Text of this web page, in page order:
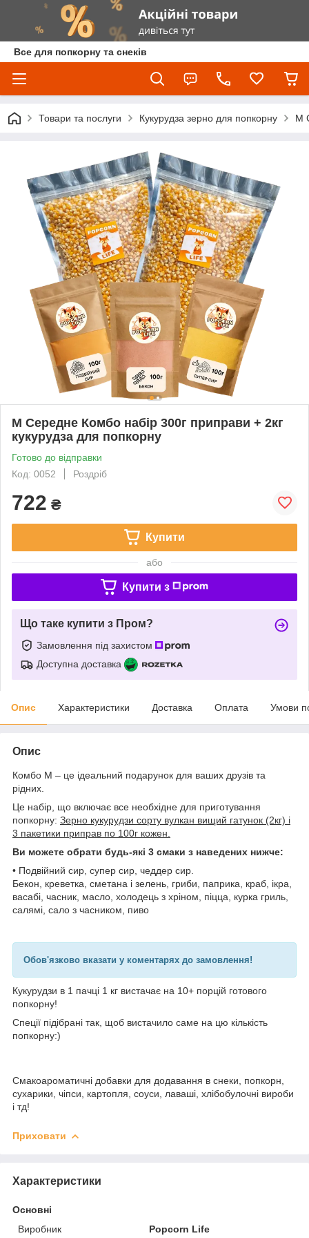
Все для попкорну та снеків
Товари та послуги Кукурудза зерно для попкорну М
М Середне Комбо набір 300г приправи + 2кг
кукурудза для попкорну
Готово до відправки
Код: 0052
Роздріб
722 ₴
Купити
або
Купити з
Що таке купити з Пром?
Замовлення під захистом
Доступна доставка
Опис Характеристики Доставка Оплата Умови
Опис
Комбо M – це ідеальний подарунок для ваших друзів та
рідних.
Це набір, що включає все необхідне для приготування
попкорну: Зерно кукурудзи сорту вулкан вищий гатунок (2кг) і
3 пакетики приправ по 100г кожен.
Ви можете обрати будь-які 3 смаки з наведених нижче:
• Подвійний сир, супер сир, чеддер сир.
Бекон, креветка, сметана і зелень, гриби, паприка, краб, ікра,
васабі, часник, масло, холодець з хріном, піцца, курка гриль,
салямі, сало з часником, пиво
Обов'язково вказати у коментарях до замовлення!
Кукурудзи в 1 пачці 1 кг вистачає на 10+ порцій готового
попкорну!
Спеції підібрані так, щоб вистачило саме на цю кількість
попкорну:)
Смакоароматичні добавки для додавання в снеки, попкорн,
сухарики, чіпси, картопля, соуси, лаваші, хлібобулочні вироби
і тд!
Приховати
Характеристики
Основні
Виробник
Popcorn Life